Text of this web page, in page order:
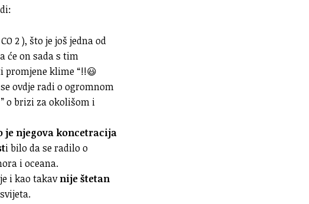
2 ), što je još jedna od
će on sada s tim
klime “!!😃
ovdje radi o ogromnom
o brizi za okolišom i
je njegova koncetracija
i bilo da se radilo o
i oceana.
i kao takavnije štetan